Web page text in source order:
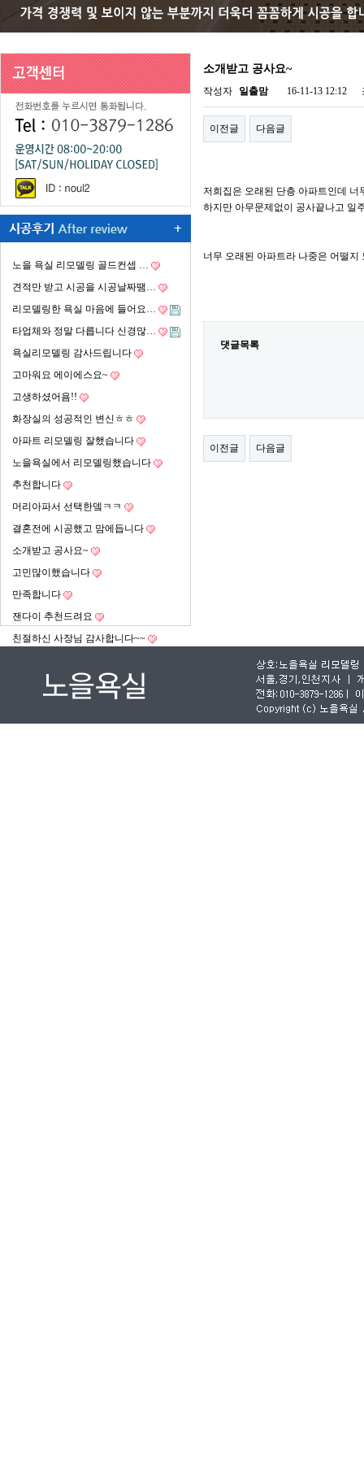
노을 욕실 리모델링 골드컨셉 …
견적만 받고 시공을 시공날짜땜…
리모델링한 욕실 마음에 들어요…
타업체와 정말 다릅니다 신경많…
욕실리모델링 감사드립니다
고마워요 에이에스요~
고생하셨어욤!!
화장실의 성공적인 변신ㅎㅎ
아파트 리모델링 잘했습니다
노을욕실에서 리모델링했습니다
추천합니다
머리아파서 선택한뎈ㅋㅋ
결혼전에 시공했고 맘에듭니다
소개받고 공사요~
고민많이했습니다
만족합니다
잰다이 추천드려요
친절하신 사장님 감사합니다~~
소개받고 공사요~
작성자 일출맘 16-11-13 12:12
이전글 다음글
저희집은 오래된 단층 아파트인데
하지만 아무문제없이 공사끝나고 일
너무 오래된 아파트라 나중은 어떨
댓글목록
이전글 다음글